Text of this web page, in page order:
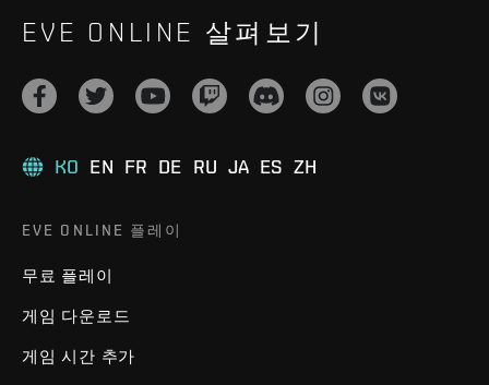
EVE ONLINE 살펴보기
KO EN FR DE RU JA ES ZH
EVE ONLINE 플레이
무료 플레이
게임 다운로드
게임 시간 추가